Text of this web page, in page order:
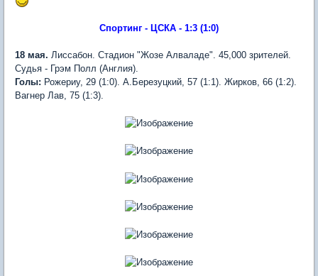
Спортинг - ЦСКА - 1:3 (1:0)
18 мая. Лиссабон. Стадион "Жозе Алваладе". 45,000 зрителей.
Судья - Грэм Полл (Англия).
Голы: Рожериу, 29 (1:0). А.Березуцкий, 57 (1:1). Жирков, 66 (1:2).
Вагнер Лав, 75 (1:3).